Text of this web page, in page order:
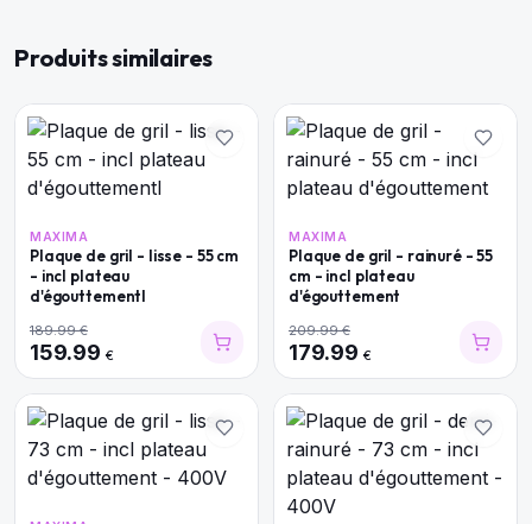
Produits similaires
MAXIMA
Plaque de gril - lisse - 55 cm
- incl plateau
d'égouttementl
189.99€
159.99 €
MAXIMA
Plaque de gril - rainuré - 55
cm - incl plateau
d'égouttement
209.99€
179.99 €